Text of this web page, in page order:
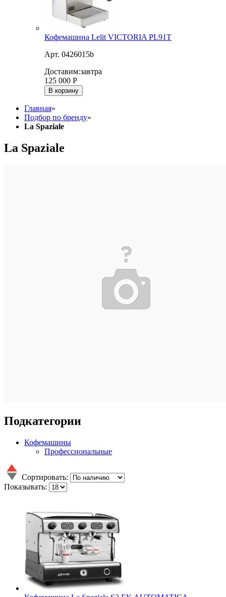
Кофемашина Lelit VICTORIA PL91T
Арт. 0426015b
Доставим:завтра
125 000 Р
В корзину
Главная»
Подбор по бренду»
La Spaziale
La Spaziale
Подкатегории
Кофемашины
Профессиональные
Сортировать:
Показывать: